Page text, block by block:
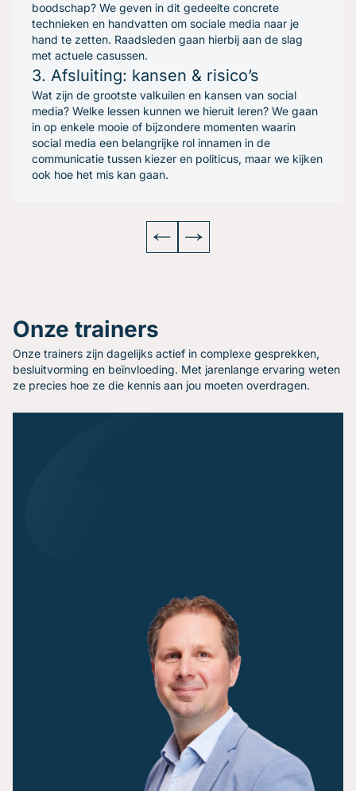
boodschap? We geven in dit gedeelte concrete
technieken en handvatten om sociale media naar je
hand te zetten. Raadsleden gaan hierbij aan de slag
met actuele casussen.
3. Afsluiting: kansen & risico’s
Wat zijn de grootste valkuilen en kansen van social
media? Welke lessen kunnen we hieruit leren? We gaan
in op enkele mooie of bijzondere momenten waarin
social media een belangrijke rol innamen in de
communicatie tussen kiezer en politicus, maar we kijken
ook hoe het mis kan gaan.
Onze trainers
Onze trainers zijn dagelijks actief in complexe gesprekken,
besluitvorming en beïnvloeding. Met jarenlange ervaring weten
ze precies hoe ze die kennis aan jou moeten overdragen.